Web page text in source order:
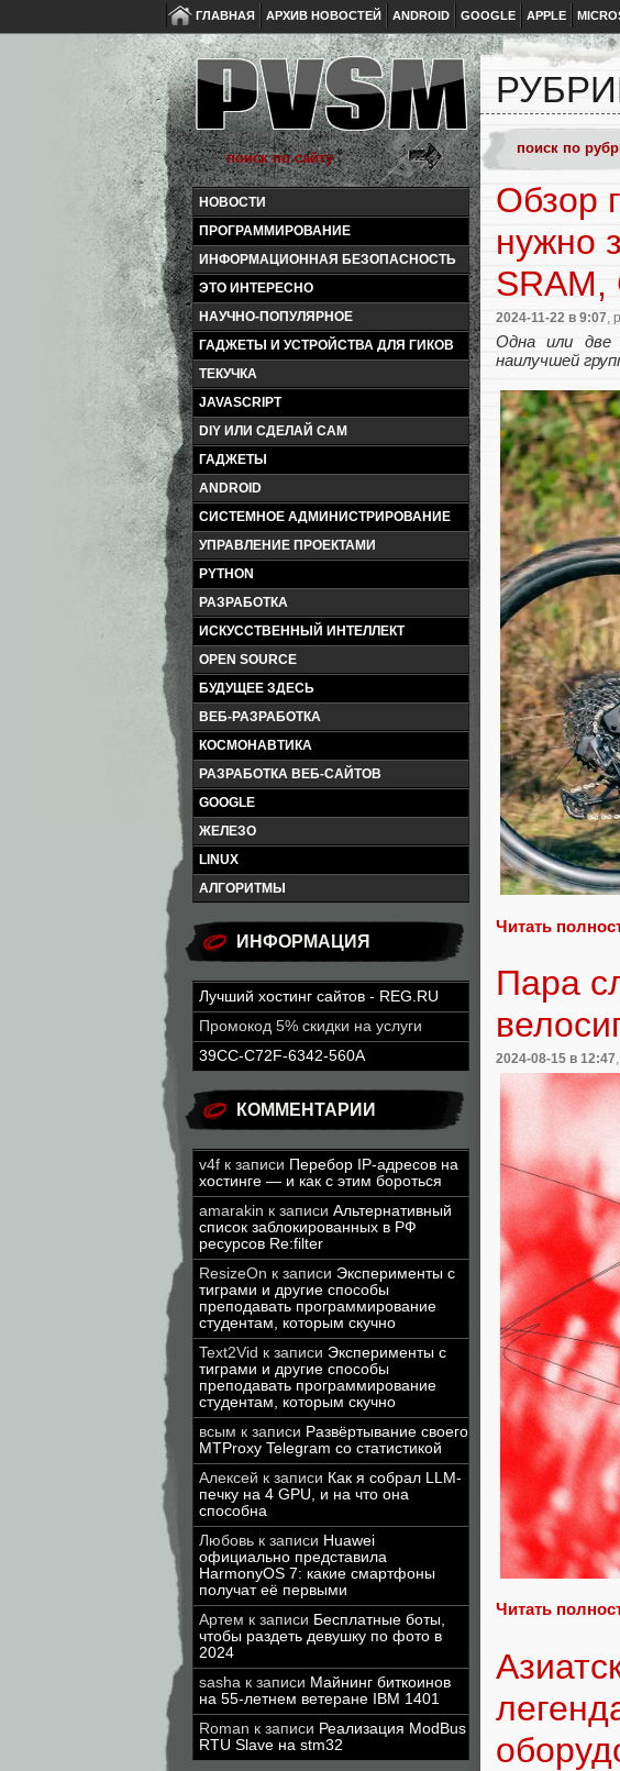
ГЛАВНАЯ АРХИВ НОВОСТЕЙ ANDROID GOOGLE APPLE
НОВОСТИ
ПРОГРАММИРОВАНИЕ
ИНФОРМАЦИОННАЯ БЕЗОПАСНОСТЬ
ЭТО ИНТЕРЕСНО
НАУЧНО-ПОПУЛЯРНОЕ
ГАДЖЕТЫ И УСТРОЙСТВА ДЛЯ ГИКОВ
ТЕКУЧКА
JAVASCRIPT
DIY ИЛИ СДЕЛАЙ САМ
ГАДЖЕТЫ
ANDROID
СИСТЕМНОЕ АДМИНИСТРИРОВАНИЕ
УПРАВЛЕНИЕ ПРОЕКТАМИ
PYTHON
РАЗРАБОТКА
ИСКУССТВЕННЫЙ ИНТЕЛЛЕКТ
OPEN SOURCE
БУДУЩЕЕ ЗДЕСЬ
ВЕБ-РАЗРАБОТКА
КОСМОНАВТИКА
РАЗРАБОТКА ВЕБ-САЙТОВ
GOOGLE
ЖЕЛЕЗО
LINUX
АЛГОРИТМЫ
ИНФОРМАЦИЯ
Лучший хостинг сайтов - REG.RU
Промокод 5% скидки на услуги
39CC-C72F-6342-560A
КОММЕНТАРИИ
v4f к записи Перебор IP-адресов на
хостинге — и как с этим бороться
amarakin к записи Альтернативный
список заблокированных в РФ
ресурсов Re:filter
ResizeOn к записи Эксперименты с
тиграми и другие способы
преподавать программирование
студентам, которым скучно
Text2Vid к записи Эксперименты с
тиграми и другие способы
преподавать программирование
студентам, которым скучно
всым к записи Развёртывание своего
MTProxy Telegram со статистикой
Алексей к записи Как я собрал LLM-
печку на 4 GPU, и на что она
способна
Любовь к записи Huawei
официально представила
HarmonyOS 7: какие смартфоны
получат её первыми
Артем к записи Бесплатные боты,
чтобы раздеть девушку по фото в
2024
sasha к записи Майнинг биткоинов
на 55-летнем ветеране IBM 1401
Roman к записи Реализация ModBus
RTU Slave на stm32
Обзор
нужно
SRAM,
2024-11-22 в 9:07 ,
Одна или две
наилучшей
Читать
Пара
2024-08-15 в 12:47
Читать